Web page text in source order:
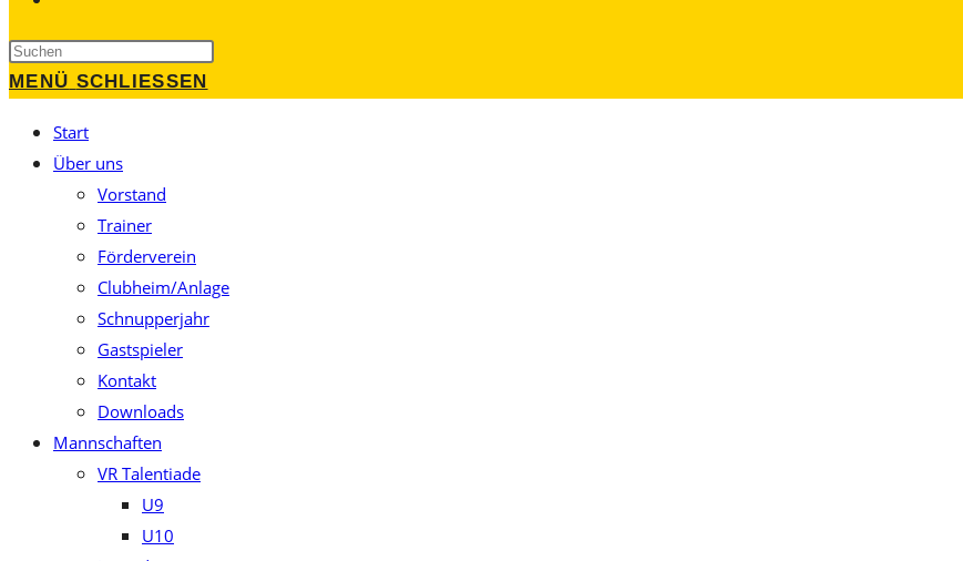
UMSCHALTEN
Press
MENÜ SCHLIESSEN
Start
Über uns
Vorstand
Trainer
Förderverein
Clubheim/Anlage
Schnupperjahr
Gastspieler
Kontakt
Downloads
Mannschaften
VR Talentiade
U9
U10